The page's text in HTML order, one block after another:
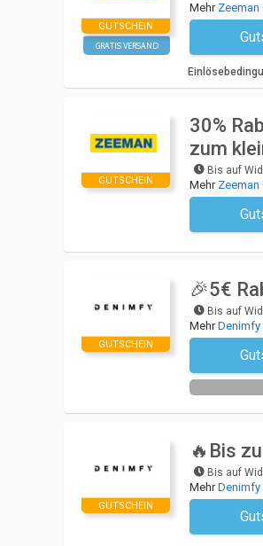
GUTSCHEIN
GRATIS VERSAND
Mehr Zeeman
GUTSCHEIN
30%
zum
Bis auf
Mehr Zeeman
GUTSCHEIN
🎉5€
Bis auf
MehrDenimfy
GUTSCHEIN
🔥Bis
Bis auf
MehrDenimfy